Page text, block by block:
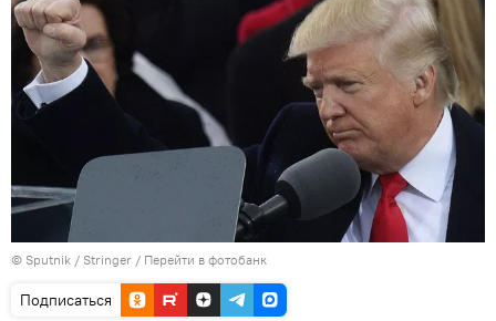
© Sputnik / Stringer / Перейти в фотобанк
Подписаться